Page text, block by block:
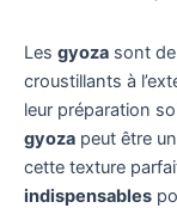
Les gyoza sont
croustillants à
leur préparation
gyoza peut être
cette texture
indispensables